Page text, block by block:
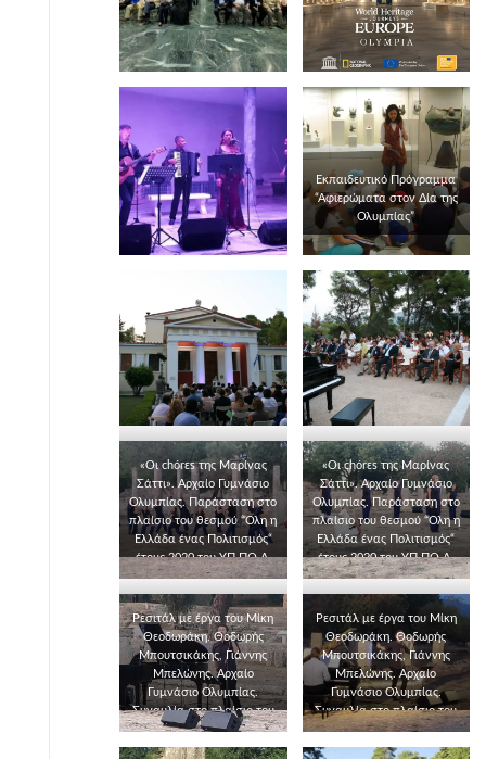
Εκπαιδευτικό Πρόγραμμα
“Αφιερώματα στον Δία της
Ολυμπίας”
«Οι chórεs της Μαρίνας
Σάττι». Αρχαίο Γυμνάσιο
Ολυμπίας. Παράσταση στο
πλαίσιο του θεσμού “Όλη η
Ελλάδα ένας Πολιτισμός“
έτους 2020 του ΥΠ.ΠΟ.Α.
«Οι chórεs της Μαρίνας
Σάττι». Αρχαίο Γυμνάσιο
Ολυμπίας. Παράσταση στο
πλαίσιο του θεσμού “Όλη η
Ελλάδα ένας Πολιτισμός“
έτους 2020 του ΥΠ.ΠΟ.Α.
Ρεσιτάλ με έργα του Μίκη
Θεοδωράκη. Θοδωρής
Μπουτσικάκης, Γιάννης
Μπελώνης. Αρχαίο
Γυμνάσιο Ολυμπίας.
Συναυλία στο πλαίσιο του
θεσμού “Όλη η Ελλάδα
ένας Πολιτισμός“ έτους
Ρεσιτάλ με έργα του Μίκη
Θεοδωράκη. Θοδωρής
Μπουτσικάκης, Γιάννης
Μπελώνης. Αρχαίο
Γυμνάσιο Ολυμπίας.
Συναυλία στο πλαίσιο του
θεσμού “Όλη η Ελλάδα
ένας Πολιτισμός“ έτους